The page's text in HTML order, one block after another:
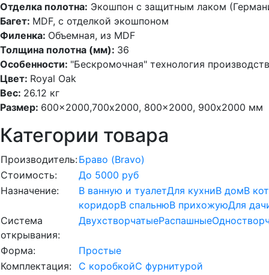
Отделка полотна: Экошпон с защитным лаком
Багет: MDF, с отделкой экошпоном
Филенка: Объемная, из MDF
Толщина полотна (мм): 36
Особенности: "Бескромочная" технология
Цвет: Royal Oak
Вес: 26.12 кг
Размер: 600×2000,700х2000, 800×2000, 900х2000 мм
Категории товара
Производитель:Браво (Bravo)
Стоимость:
До 5000 руб
Назначение:
В ванную и туалетДля кухниВ домВ
коридорВ спальнюВ прихожуюДля
Система
открывания:
ДвухстворчатыеРаспашные
Форма:
Простые
Комплектация:
С коробкойС фурнитурой